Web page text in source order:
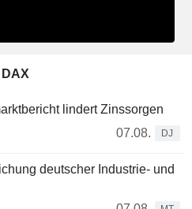
lindert Zinssorgen
07.08.
DJ
deutscher Industrie- und